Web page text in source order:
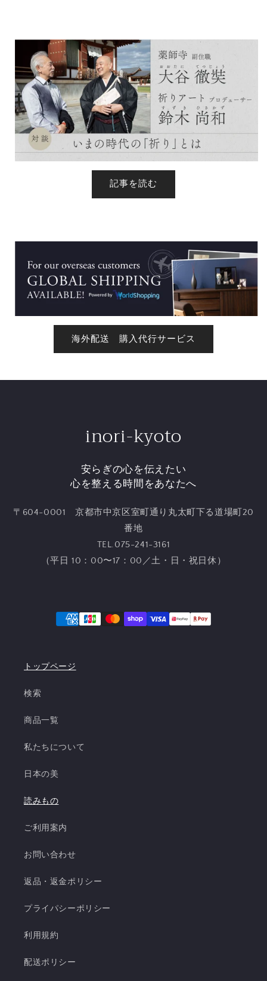
記事を読む
海外配送 購入代行サービス
inori-kyoto
安らぎの心を伝えたい
心を整える時間をあなたへ
〒604-0001 京都市中京区室町通り丸太町下る道場町20
番地
TEL.075-241-3161
（平日 10：00〜17：00／土・日・祝日休）
トップページ
検索
商品一覧
私たちについて
日本の美
読みもの
ご利用案内
お問い合わせ
返品・返金ポリシー
プライパシーポリシー
利用規約
配送ポリシー